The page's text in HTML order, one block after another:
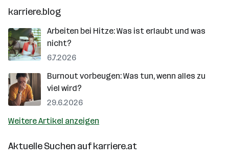
karriere.blog
Arbeiten bei Hitze: Was ist erlaubt und was
nicht?
6.7.2026
Burnout vorbeugen: Was tun, wenn alles zu
viel wird?
29.6.2026
Weitere Artikel anzeigen
Aktuelle Suchen aufkarriere.at